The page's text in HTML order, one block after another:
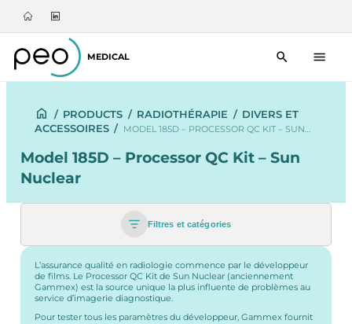
MEDICAL
/ PRODUCTS / RADIOTHÉRAPIE / DIVERS ET
ACCESSOIRES / MODEL 185D – PROCESSOR QC KIT – SUN…
Model 185D – Processor QC Kit – Sun
Nuclear
Filtres et catégories
L’assurance qualité en radiologie commence par le développeur
de films. Le Processor QC Kit de Sun Nuclear (anciennement
Gammex) est la source unique la plus influente de problèmes au
service d’imagerie diagnostique.
Pour tester tous les paramètres du développeur, Gammex fournit